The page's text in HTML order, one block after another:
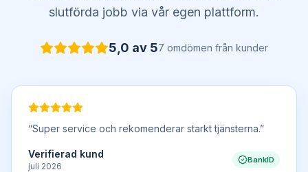
slutförda jobb via vår egen plattform.
5,0 av 57 omdömen från kunder
“Super service och rekomenderar starkt tjänsterna.”
Verifierad kund
juli 2026
BankID